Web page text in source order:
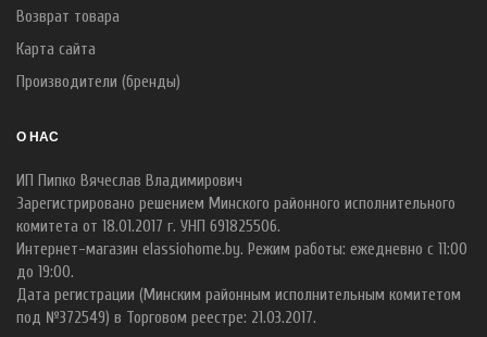
Возврат товара
Карта сайта
Производители (бренды)
О НАС
ИП Пипко Вячеслав Владимирович
Зарегистрировано решением Минского районного исполнительного
комитета от 18.01.2017 г. УНП 691825506.
Интернет-магазин elassiohome.by. Режим работы: ежедневно с 11:00
до 19:00.
Дата регистрации (Минским районным исполнительным комитетом
под №372549) в Торговом реестре: 21.03.2017.